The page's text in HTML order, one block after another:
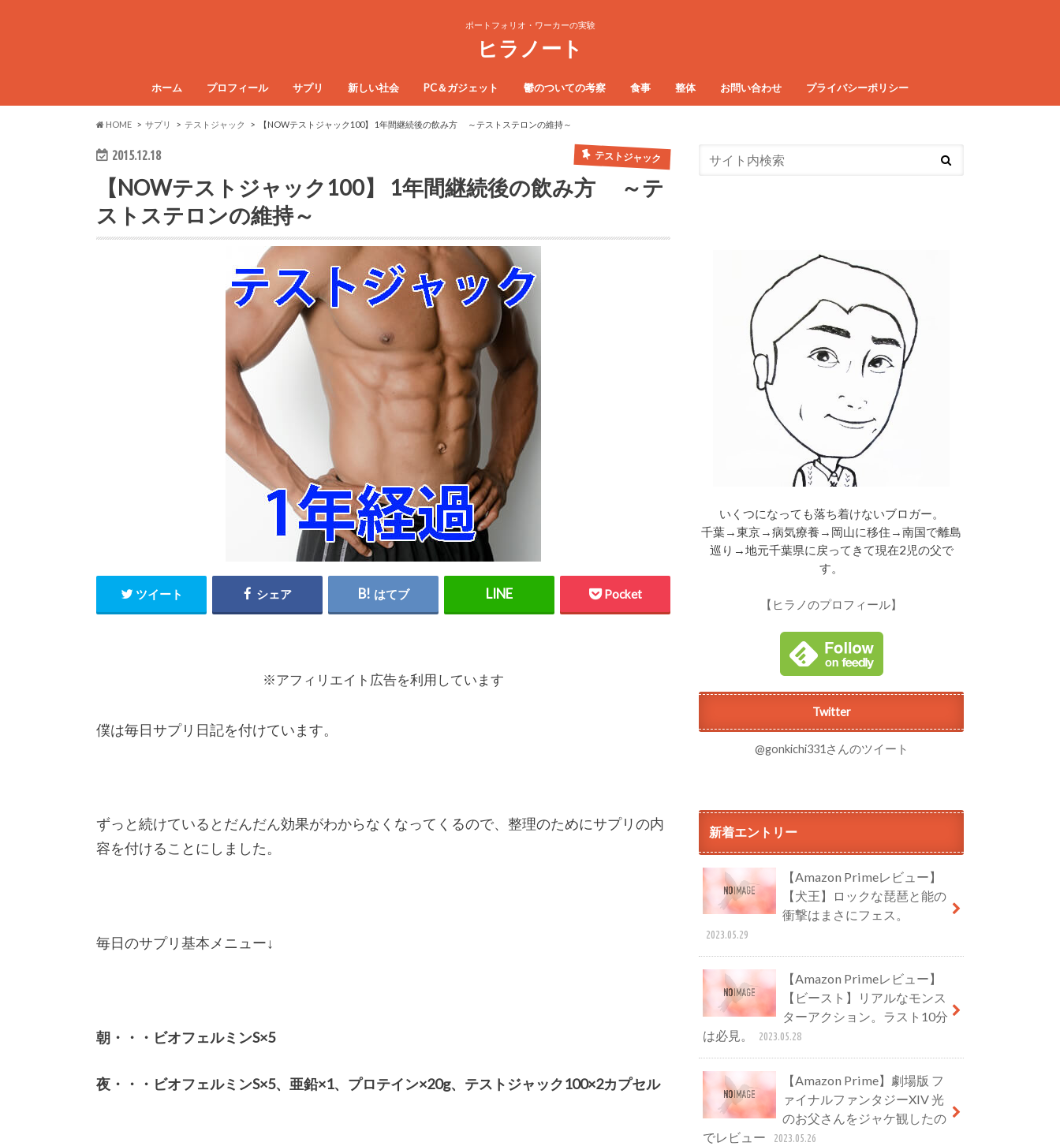
ポートフォリオ・ワーカーの実験
ヒラノート
ホーム プロフィール サプリ 新しい社会 PC＆ガジェット 鬱のついての考察 食事 整体 お問い合わせ プライバシーポリシー
HOME サプリ テストジャック 【NOWテストジャック100】 1年間継続後の飲み方 ～テストステロンの維持～
2015.12.18 テストジャック
【NOWテストジャック100】 1年間継続後の飲み方 ～テ
ストステロンの維持～
ツイート シェア はてブ Pocket
※アフィリエイト広告を利用しています
僕は毎日サプリ日記を付けています。
ずっと続けているとだんだん効果がわからなくなってくるので、整理のためにサプリの内
容を付けることにしました。
毎日のサプリ基本メニュー↓
朝・・・ビオフェルミンS×5
夜・・・ビオフェルミンS×5、亜鉛×1、プロテイン×20g、テストジャック100×2カプセル
いくつになっても落ち着けないブロガー。
千葉→東京→病気療養→岡山に移住→南国で離島
巡り→地元千葉県に戻ってきて現在2児の父で
す。
【ヒラノのプロフィール】
Twitter
@gonkichi331さんのツイート
新着エントリー
【Amazon Primeレビュー】
【犬王】ロックな琵琶と能の
衝撃はまさにフェス。
2023.05.29
【Amazon Primeレビュー】
【ビースト】リアルなモンス
ターアクション。ラスト10分
は必見。
2023.05.28
【Amazon Prime】劇場版 フ
ァイナルファンタジーXIV 光
のお父さんをジャケ観したの
でレビュー
2023.05.26